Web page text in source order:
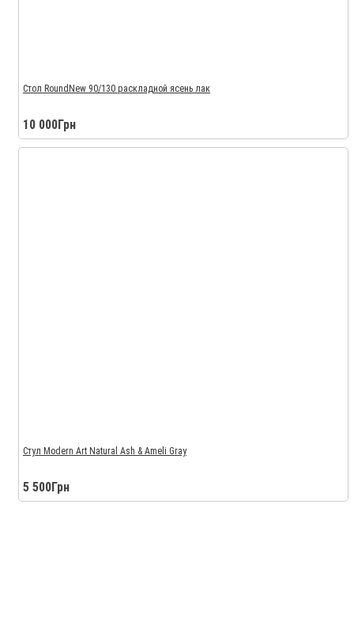
Стол RoundNew 90/130 раскладной ясень лак
10 000Грн
Стул Modern Art Natural Ash & Ameli Gray
5 500Грн